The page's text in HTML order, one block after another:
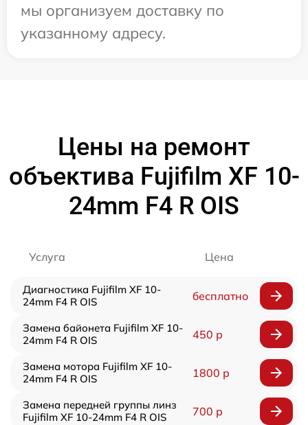
мы организуем доставку по
указанному адресу.
Цены на ремонт
объектива Fujifilm XF 10-
24mm F4 R OIS
Услуга Цена
Диагностика Fujifilm XF 10-
24mm F4 R OIS
бесплатно
Замена байонета Fujifilm XF 10-
24mm F4 R OIS
450 р
Замена мотора Fujifilm XF 10-
24mm F4 R OIS
1800 р
Замена передней группы линз
Fujifilm XF 10-24mm F4 R OIS
700 р